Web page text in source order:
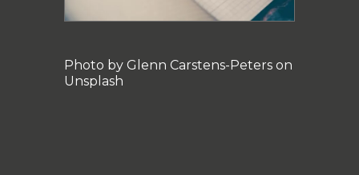
Photo by Glenn Carstens-Peters on
Unsplash